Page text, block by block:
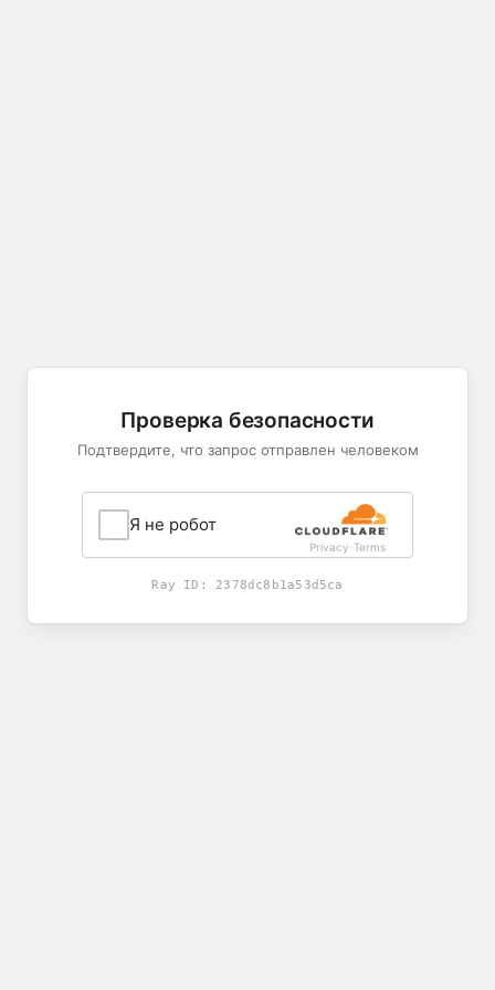
Проверка безопасности
Подтвердите, что запрос отправлен человеком
Я не робот
Privacy-Terms
Ray ID: 2378dc8b1a53d5ca